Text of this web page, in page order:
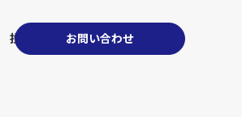
投資家情報 お問い合わせ